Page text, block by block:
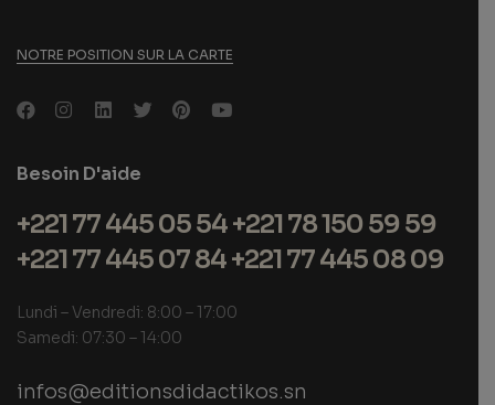
NOTRE POSITION SUR LA CARTE
Besoin D'aide
+221 77 445 05 54 +221 78 150 59 59
+221 77 445 07 84 +221 77 445 08 09
Lundi – Vendredi: 8:00 – 17:00
Samedi: 07:30 – 14:00
infos@editionsdidactikos.sn